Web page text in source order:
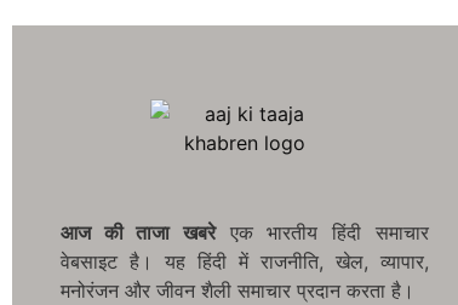
आज की ताजा खबरेएक भारतीय हिंदी समाचार
वेबसाइट है। यह हिंदी में राजनीति, खेल, व्यापार,
मनोरंजन और जीवन शैली समाचार प्रदान करता है।